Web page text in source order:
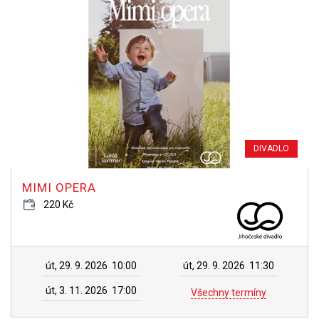
DIVADLO
MIMI OPERA
220 Kč
út, 29. 9. 2026 10:00 út, 29. 9. 2026 11:30
út, 3. 11. 2026 17:00 Všechny termíny